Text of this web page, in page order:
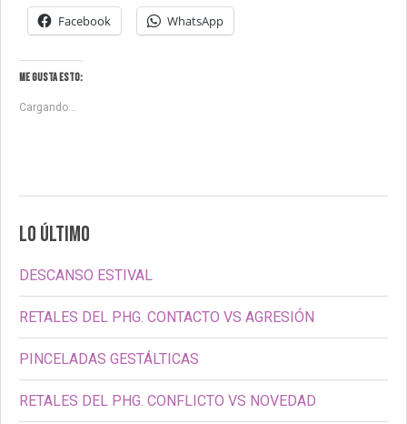
Facebook WhatsApp
Me gusta esto:
Cargando...
LO ÚLTIMO
DESCANSO ESTIVAL
RETALES DEL PHG. CONTACTO VS AGRESIÓN
PINCELADAS GESTÁLTICAS
RETALES DEL PHG. CONFLICTO VS NOVEDAD